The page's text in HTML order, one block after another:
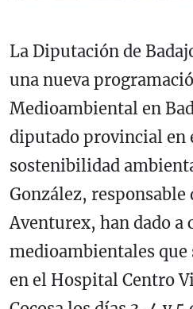
La Diputación de
una nueva
Medioambiental en
diputado provincial en
sostenibilidad
González, responsable
Aventurex, han dado a
medioambientales que
en el Hospital Centro